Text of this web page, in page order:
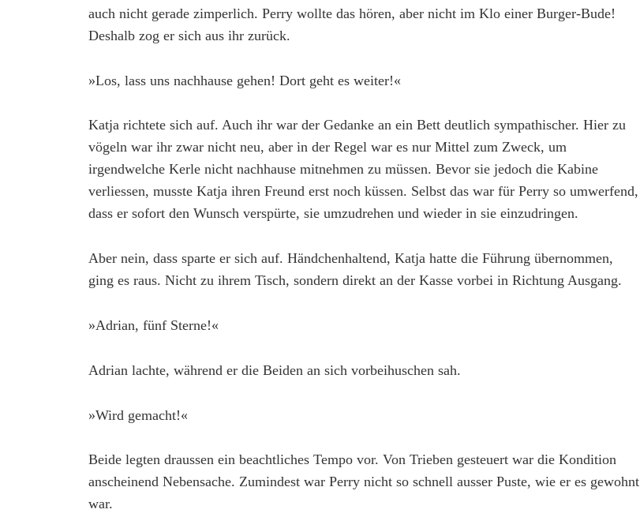
auch nicht gerade zimperlich. Perry wollte das hören, aber nicht im Klo einer Burger-Bude!
Deshalb zog er sich aus ihr zurück.
»Los, lass uns nachhause gehen! Dort geht es weiter!«
Katja richtete sich auf. Auch ihr war der Gedanke an ein Bett deutlich sympathischer. Hier zu
vögeln war ihr zwar nicht neu, aber in der Regel war es nur Mittel zum Zweck, um
irgendwelche Kerle nicht nachhause mitnehmen zu müssen. Bevor sie jedoch die Kabine
verliessen, musste Katja ihren Freund erst noch küssen. Selbst das war für Perry so umwerfend,
dass er sofort den Wunsch verspürte, sie umzudrehen und wieder in sie einzudringen.
Aber nein, dass sparte er sich auf. Händchenhaltend, Katja hatte die Führung übernommen,
ging es raus. Nicht zu ihrem Tisch, sondern direkt an der Kasse vorbei in Richtung Ausgang.
»Adrian, fünf Sterne!«
Adrian lachte, während er die Beiden an sich vorbeihuschen sah.
»Wird gemacht!«
Beide legten draussen ein beachtliches Tempo vor. Von Trieben gesteuert war die Kondition
anscheinend Nebensache. Zumindest war Perry nicht so schnell ausser Puste, wie er es gewohnt
war.